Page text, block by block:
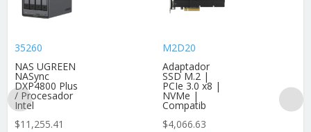
35260
NAS UGREEN
NASync
DXP4800 Plus
/ Procesador
Intel
$11,255.41
M2D20
Adaptador
SSD M.2 |
PCIe 3.0 x8 |
NVMe |
Compatib
$4,066.63